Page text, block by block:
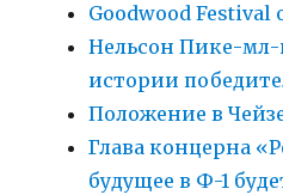
Goodwood Festival
Нельсон Пике-
истории
Положение в
Глава концерна
будущее в Ф-1